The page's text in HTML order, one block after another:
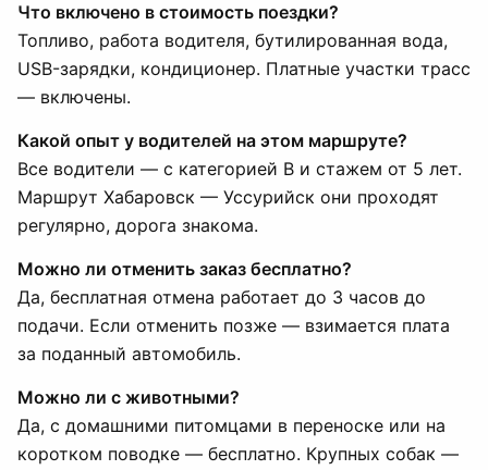
Что включено в стоимость поездки?
Топливо, работа водителя, бутилированная вода,
USB-зарядки, кондиционер. Платные участки трасс
— включены.
Какой опыт у водителей на этом маршруте?
Все водители — с категорией B и стажем от 5 лет.
Маршрут Хабаровск — Уссурийск они проходят
регулярно, дорога знакома.
Можно ли отменить заказ бесплатно?
Да, бесплатная отмена работает до 3 часов до
подачи. Если отменить позже — взимается плата
за поданный автомобиль.
Можно ли с животными?
Да, с домашними питомцами в переноске или на
коротком поводке — бесплатно. Крупных собак —